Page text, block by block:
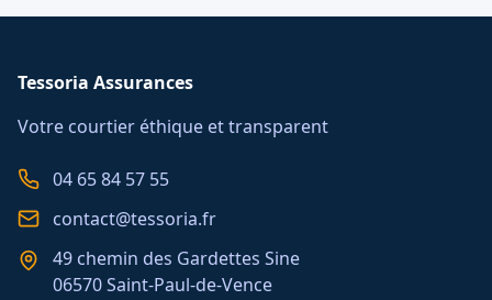
Tessoria Assurances
Votre courtier éthique et transparent
04 65 84 57 55
contact@tessoria.fr
49 chemin des Gardettes Sine
06570 Saint-Paul-de-Vence